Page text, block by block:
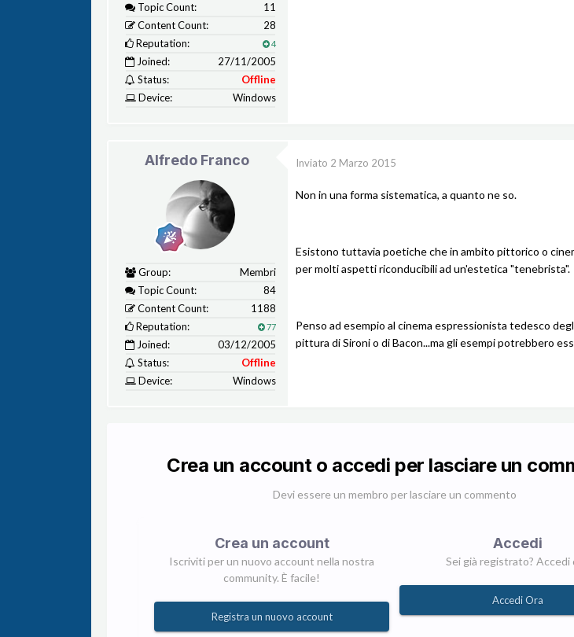
Topic Count:
11
Content Count:
28
Reputation:
4
Joined:
27/11/2005
Status:
Offline
Device:
Windows
Alfredo Franco
Group:
Membri
Topic Count:
84
Content Count:
1188
Reputation:
77
Joined:
03/12/2005
Status:
Offline
Device:
Windows
Inviato 2 Marzo 2015
Non in una forma sistematica, a quanto ne so.
Esistono tuttavia poetiche che in ambito pittorico o
per molti aspetti riconducibili ad un'estetica "tenebrista".
Penso ad esempio al cinema espressionista tedesco
pittura di Sironi o di Bacon...ma gli esempi potrebbero
Crea un account o accedi per lasciare un
Devi essere un membro per lasciare un commento
Crea un account
Iscriviti per un nuovo account nella nostra
community. È facile!
Registra un nuovo account
Accedi
Sei già registrato? Accedi
Accedi Ora